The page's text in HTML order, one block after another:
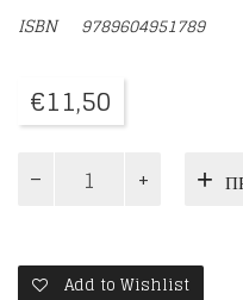
ISBN9789604951789
€11,50
ΑΓΙΟΣ
ΑΓΙΟΡΕΙΤΗΣ
ποσότηταAdd to Wishlist